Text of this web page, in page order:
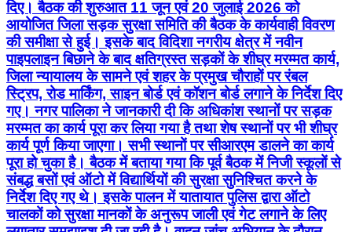
दिए। बैठक की शुरुआत 11 जून एवं 20 जुलाई 2026 को
आयोजित जिला सड़क सुरक्षा समिति की बैठक के कार्यवाही विवरण
की समीक्षा से हुई। इसके बाद विदिशा नगरीय क्षेत्र में नवीन
पाइपलाइन बिछाने के बाद क्षतिग्रस्त सड़कों के शीघ्र मरम्मत कार्य,
जिला न्यायालय के सामने एवं शहर के प्रमुख चौराहों पर रंबल
स्ट्रिप, रोड मार्किंग, साइन बोर्ड एवं कॉशन बोर्ड लगाने के निर्देश दिए
गए। नगर पालिका ने जानकारी दी कि अधिकांश स्थानों पर सड़क
मरम्मत का कार्य पूरा कर लिया गया है तथा शेष स्थानों पर भी शीघ्र
कार्य पूर्ण किया जाएगा। सभी स्थानों पर सीआरएम डालने का कार्य
पूरा हो चुका है। बैठक में बताया गया कि पूर्व बैठक में निजी स्कूलों से
संबद्ध बसों एवं ऑटो में विद्यार्थियों की सुरक्षा सुनिश्चित करने के
निर्देश दिए गए थे। इसके पालन में यातायात पुलिस द्वारा ऑटो
चालकों को सुरक्षा मानकों के अनुरूप जाली एवं गेट लगाने के लिए